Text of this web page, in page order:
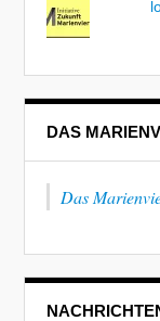
DAS
Das